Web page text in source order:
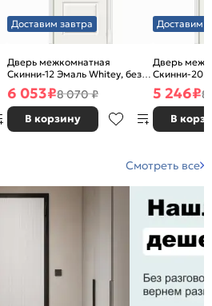
Доставим завтра
Дверь межкомнатная
Скинни-12 Эмаль Whitey, без
декора, глухая, без стекла,
без кромки, скиновая
6 053₽8 070 ₽
В корзину
Доставим
Дверь
Скинни-20
декора,
без кромки,
5 246₽8
В
Смотреть все